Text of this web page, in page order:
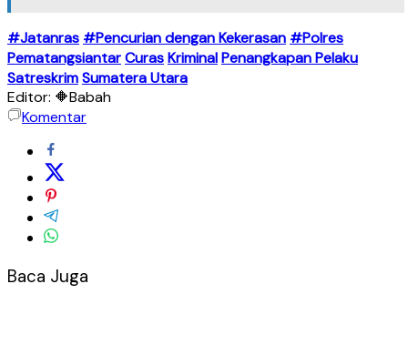
#Jatanras #Pencurian dengan Kekerasan #Polres
PematangsiantarCurasKriminalPenangkapan Pelaku
SatreskrimSumatera Utara
Editor: 🔶Babah
Komentar
Baca Juga